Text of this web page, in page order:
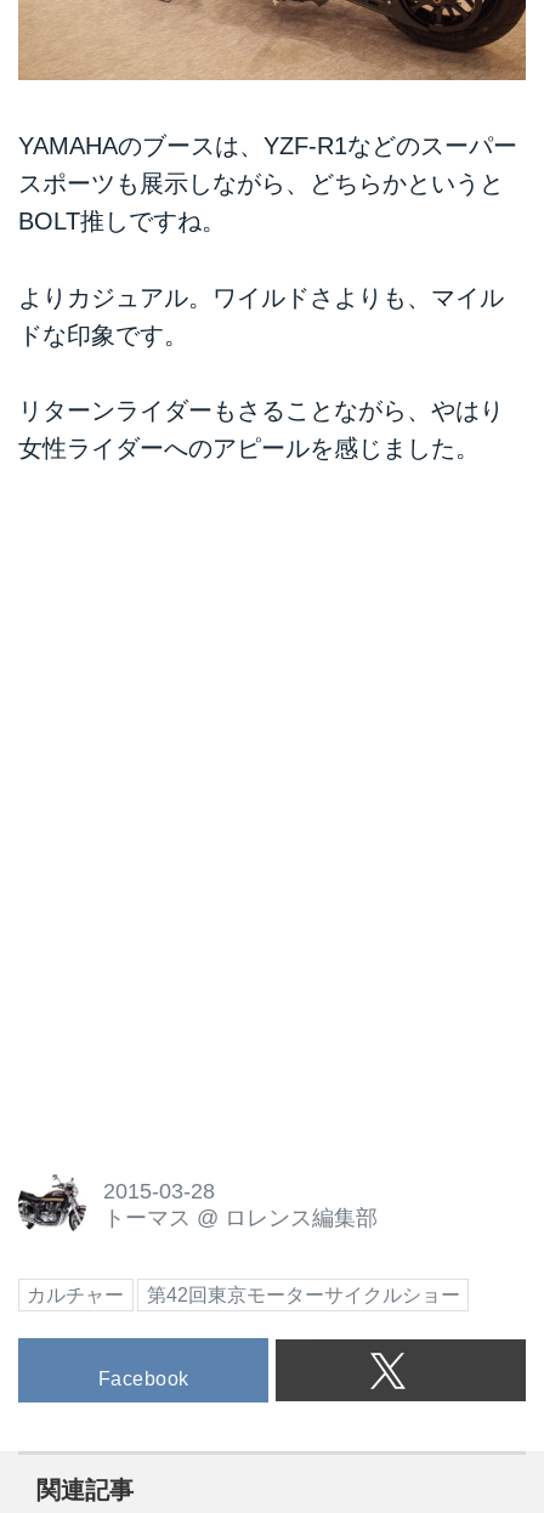
YAMAHAのブースは、YZF-R1などのスーパー
スポーツも展示しながら、どちらかというと
BOLT推しですね。
よりカジュアル。ワイルドさよりも、マイル
ドな印象です。
リターンライダーもさることながら、やはり
女性ライダーへのアピールを感じました。
2015-03-28
トーマス @ ロレンス編集部
カルチャー 第42回東京モーターサイクルショー
Facebook
関連記事